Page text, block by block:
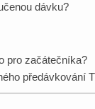
dávku?
pro začátečníka?
předávkování